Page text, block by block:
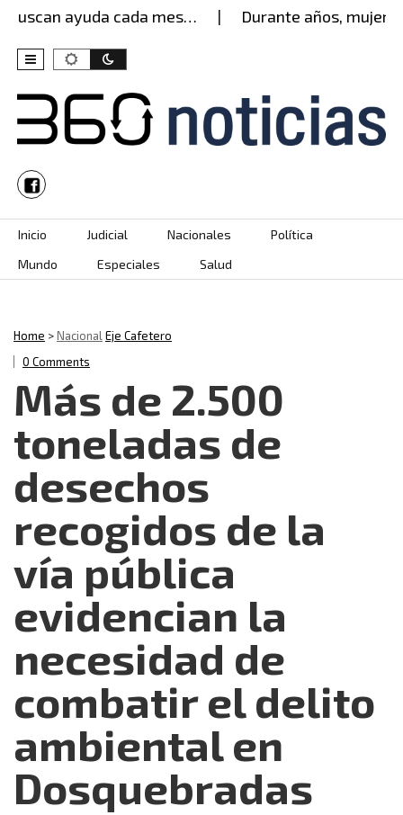
ayuda cada mes… Durante años, mujer
Skip to content
Inicio Judicial Nacionales
Política
Mundo
Especiales Salud
Home >NacionalEje Cafetero
0 Comments
Más de 2.500
toneladas de
desechos
recogidos de la
vía pública
evidencian la
necesidad de
combatir el delito
ambiental en
Dosquebradas